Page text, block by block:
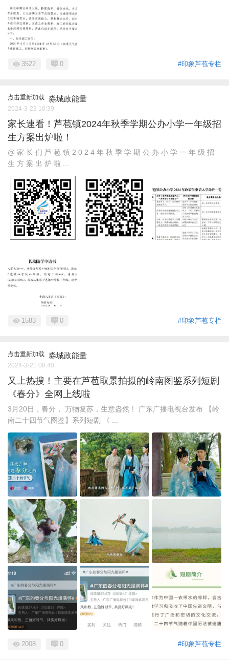
#印象芦苞专栏
3522 0
点击重新加载 淼城政能量
2024-3-23 10:39
家长速看！芦苞镇2024年秋季学期公办小学一年级招
生方案出炉啦！
@ 家 长 们 芦 苞 镇 2 0 2 4 年 秋 季 学 期 公 办 小 学 一 年 级 招
生 方 案 出 炉 啦 ...
#印象芦苞专栏
1583 0
点击重新加载 淼城政能量
2024-3-21 08:40
又上热搜！主要在芦苞取景拍摄的岭南图鉴系列短剧
《春分》全网上线啦
3月20日，春分， 万物复苏，生意盎然！ 广东广播电视台发布 【岭
南二十四节气图鉴】系列短剧 《 ...
#印象芦苞专栏
2008 0